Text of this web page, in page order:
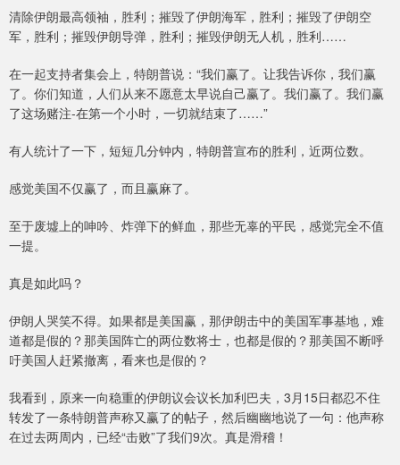
清除伊朗最高领袖，胜利；摧毁了伊朗海军，胜利；摧毁了伊朗空
军，胜利；摧毁伊朗导弹，胜利；摧毁伊朗无人机，胜利……
在一起支持者集会上，特朗普说：“我们赢了。让我告诉你，我们赢
了。你们知道，人们从来不愿意太早说自己赢了。我们赢了。我们赢
了这场赌注-在第一个小时，一切就结束了……”
有人统计了一下，短短几分钟内，特朗普宣布的胜利，近两位数。
感觉美国不仅赢了，而且赢麻了。
至于废墟上的呻吟、炸弹下的鲜血，那些无辜的平民，感觉完全不值
一提。
真是如此吗？
伊朗人哭笑不得。如果都是美国赢，那伊朗击中的美国军事基地，难
道都是假的？那美国阵亡的两位数将士，也都是假的？那美国不断呼
吁美国人赶紧撤离，看来也是假的？
我看到，原来一向稳重的伊朗议会议长加利巴夫，3月15日都忍不住
转发了一条特朗普声称又赢了的帖子，然后幽幽地说了一句：他声称
在过去两周内，已经“击败”了我们9次。真是滑稽！